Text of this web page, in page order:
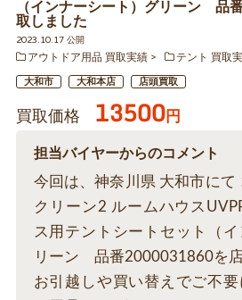
（インナーシート）グリーン 品
取しました
2023.10.17 公開
アウトドア用品 買取実績
テント 買取
大和市 大和本店 店頭買取
買取価格 13500円
担当バイヤーからのコメント
今回は、神奈川県 大和市にて
クリーン2 ルームハウス
ス用テントシートセット（
リーン 品番2000031860を店
お引越しや買い替えでご不